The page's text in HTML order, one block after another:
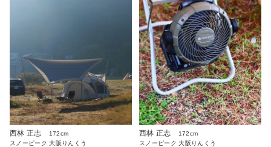
西林 正志
172cm
スノーピーク 大阪りんくう
西林 正志
172cm
スノーピーク 大阪りんくう